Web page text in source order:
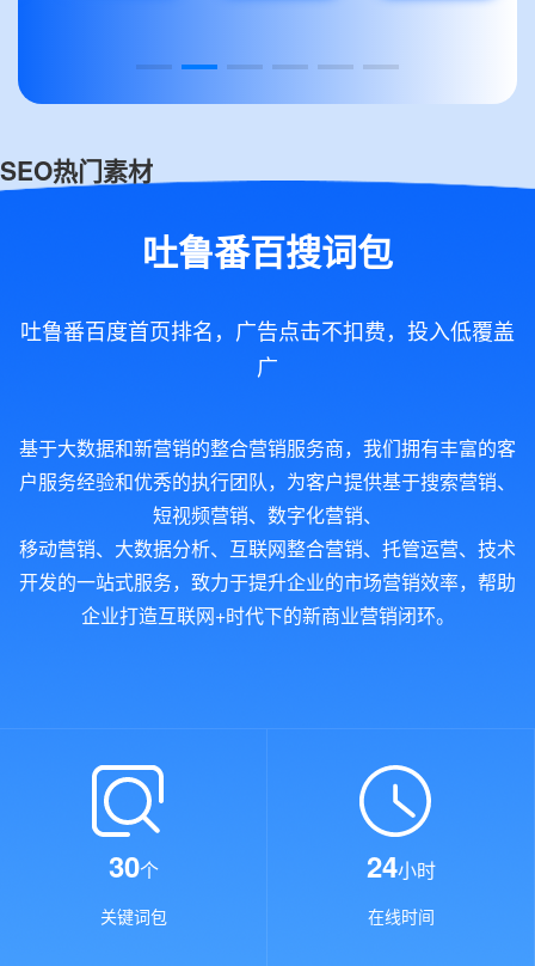
SEO热门素材
吐鲁番百搜词包
吐鲁番百度首页排名，广告点击不扣费，投入低覆盖
广
基于大数据和新营销的整合营销服务商，我们拥有丰富的客
户服务经验和优秀的执行团队，为客户提供基于搜索营销、
短视频营销、数字化营销、
移动营销、大数据分析、互联网整合营销、托管运营、技术
开发的一站式服务，致力于提升企业的市场营销效率，帮助
企业打造互联网+时代下的新商业营销闭环。
30个
关键词包
24小时
在线时间